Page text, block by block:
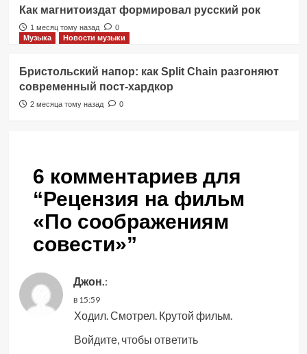
Как магнитоиздат формировал русский рок
1 месяц тому назад
0
Музыка
Новости музыки
Бристольский напор: как Split Chain разгоняют
современный пост-хардкор
2 месяца тому назад 0
6 комментариев для
“Рецензия на фильм
«По соображениям
совести»”
Джон. :
в 15:59
Ходил. Смотрел. Крутой фильм.
Войдите, чтобы ответить